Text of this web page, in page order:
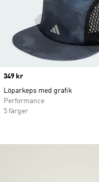
Price
349 kr
Löparkeps med grafik
Performance
5 färger